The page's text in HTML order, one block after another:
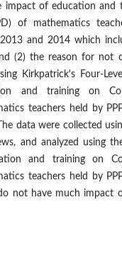
impact of education and
of mathematics
and 2014 which
(2) the reason for not
Kirkpatrick's Four-
and training on
teachers held by
data were collected
and analyzed using
and training on
teachers held by
not have much impact